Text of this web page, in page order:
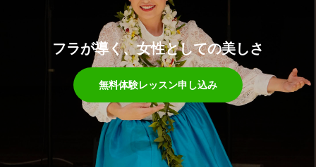
フラが導く、女性としての美しさ
無料体験レッスン申し込み